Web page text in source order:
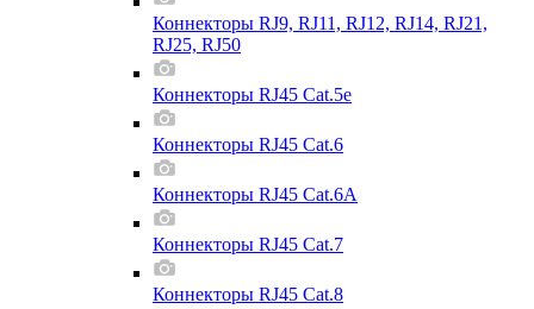
Коннекторы RJ9, RJ11, RJ12, RJ14, RJ21,
RJ25, RJ50
Коннекторы RJ45 Cat.5e
Коннекторы RJ45 Cat.6
Коннекторы RJ45 Cat.6A
Коннекторы RJ45 Cat.7
Коннекторы RJ45 Cat.8